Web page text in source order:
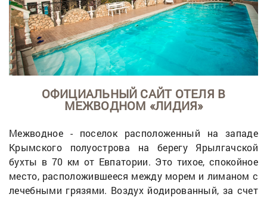
ОФИЦИАЛЬНЫЙ САЙТ ОТЕЛЯ В
МЕЖВОДНОМ «ЛИДИЯ»
Межводное - поселок расположенный на западе
Крымского полуострова на берегу Ярылгачской
бухты в 70 км от Евпатории. Это тихое, спокойное
место, расположившееся между морем и лиманом с
лечебными грязями. Воздух йодированный, за счет